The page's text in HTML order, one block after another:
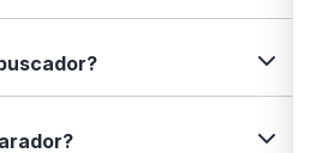
plataforma independiente
comparar y analizar
tu negocio. Te ayudamos
nombre del software, una